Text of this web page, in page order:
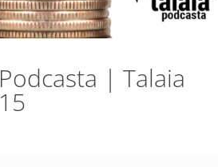
Podcasta | Talaia
15